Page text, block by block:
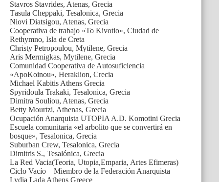
Stavros Stavrides, Atenas, Grecia
Τasula Cheppaki, Tesalonica, Grecia
Niovi Diatsigou, Atenas, Grecia
Cooperativa de trabajo «To Kivotio», Ciudad de
Rethymno, Isla de Creta
Christy Petropoulou, Mytilene, Grecia
Aris Mermigkas, Mytilene, Grecia
Comunidad Cooperativa de Autosuficiencia
«ApoKoinou», Heraklion, Crecia
Michael Kabitis Athens Grecia
Spyridoula Trakaki, Tesalonica, Grecia
Dimitra Souliou, Atenas, Grecia
Betty Mourtzi, Athenas, Grecia
Ocupación Anarquista UTOPIA A.D. Komotini Grecia
Escuela comunitaria «el arbolito que se convertirá en
bosque», Tesalonica, Grecia
Suburban Crew, Tesalonica, Grecia
Dimitris S., Tesalónica, Grecia
La Red Vacia(Teoria, Utopia,Emparia, Artes Efimeras)
Ciclo Vacío – Miembro de la Federación Anarquista
Lydia Lada Athens Greece